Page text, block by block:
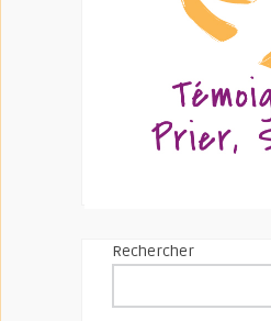
Rechercher